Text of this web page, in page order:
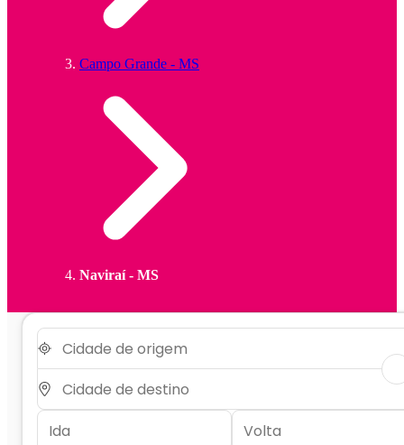
Campo Grande - MS
Naviraí - MS